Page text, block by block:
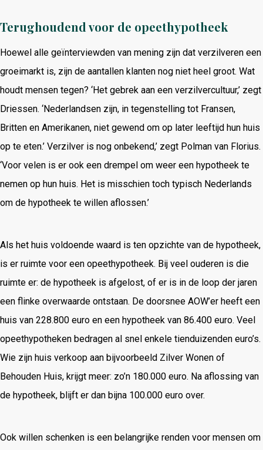
Terughoudend voor de opeethypotheek
Hoewel alle geïnterviewden van mening zijn dat verzilveren een
groeimarkt is, zijn de aantallen klanten nog niet heel groot. Wat
houdt mensen tegen? ‘Het gebrek aan een verzilvercultuur,’ zegt
Driessen. ‘Nederlandsen zijn, in tegenstelling tot Fransen,
Britten en Amerikanen, niet gewend om op later leeftijd hun huis
op te eten.’ Verzilver is nog onbekend,’ zegt Polman van Florius.
‘Voor velen is er ook een drempel om weer een hypotheek te
nemen op hun huis. Het is misschien toch typisch Nederlands
om de hypotheek te willen aflossen.’
Als het huis voldoende waard is ten opzichte van de hypotheek,
is er ruimte voor een opeethypotheek. Bij veel ouderen is die
ruimte er: de hypotheek is afgelost, of er is in de loop der jaren
een flinke overwaarde ontstaan. De doorsnee AOW’er heeft een
huis van 228.800 euro en een hypotheek van 86.400 euro. Veel
opeethypotheken bedragen al snel enkele tienduizenden euro’s.
Wie zijn huis verkoop aan bijvoorbeeld Zilver Wonen of
Behouden Huis, krijgt meer: zo’n 180.000 euro. Na aflossing van
de hypotheek, blijft er dan bijna 100.000 euro over.
Ook willen schenken is een belangrijke renden voor mensen om